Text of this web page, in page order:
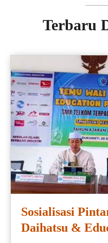
Terbaru
Sosialisasi
Daihatsu &